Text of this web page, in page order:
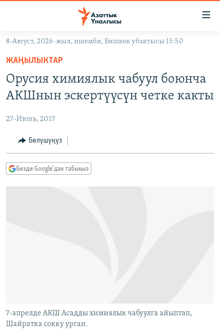
Навигацияга
өтүңүз
Издөөгө
салыңызКЫРГЫЗСТАН
ЭКОНОМИКА
МАДАНИЯТ
ДҮЙНӨ
БОРБОР АЗИЯ
АТАЙЫН ИЛИКТӨӨ
ТВ ПРОГРАММАЛАР
ЭКСПЕРТТЕР ТАЛДАЙТ
ӨЗГӨЧӨ ПИКИР
8-Август, 2026-жыл, ишемби, Бишкек убактысы 15:50
ЖАҢЫЛЫКТАР
Орусия химиялык чабуул боюнча
АКШнын эскертүүсүн четке какты
27-Июнь, 2017
Бөлүшүңүз
Бизди Google'дан табыңыз
7-апрелде АКШ Асадды химиялык чабуулга айыптап,
Шайратка сокку урган.